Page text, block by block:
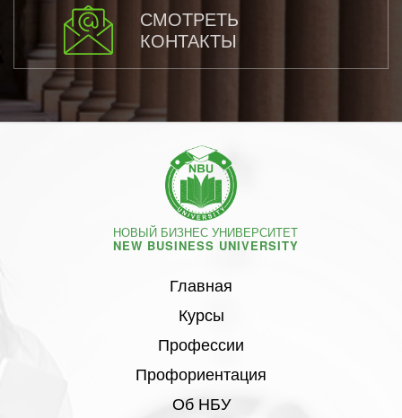
СМОТРЕТЬ
КОНТАКТЫ
НОВЫЙ БИЗНЕС УНИВЕРСИТЕТ
NEW BUSINESS UNIVERSITY
Главная
Курсы
Профессии
Профориентация
Об НБУ